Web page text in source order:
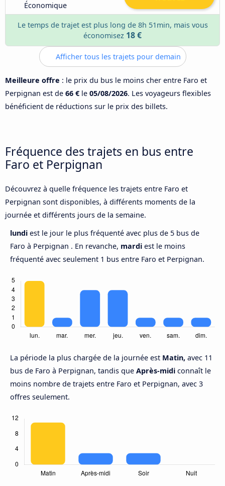
Économique
Le temps de trajet est plus long de 8h 51min, mais vous
économisez 18 €
Afficher tous les trajets pour demain
Meilleure offre : le prix du bus le moins cher entre Faro et
Perpignan est de 66 € le 05/08/2026. Les voyageurs flexibles
bénéficient de réductions sur le prix des billets.
Fréquence des trajets en bus entre
Faro et Perpignan
Découvrez à quelle fréquence les trajets entre Faro et
Perpignan sont disponibles, à différents moments de la
journée et différents jours de la semaine.
lundi est le jour le plus fréquenté avec plus de 5 bus de
Faro à Perpignan . En revanche, mardi est le moins
fréquenté avec seulement 1 bus entre Faro et Perpignan.
La période la plus chargée de la journée est Matin, avec 11
bus de Faro à Perpignan, tandis que Après-midi connaît le
moins nombre de trajets entre Faro et Perpignan, avec 3
offres seulement.